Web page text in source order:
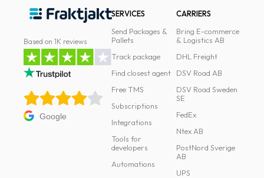
Based on 1K reviews
Google
SERVICES
Send Packages &
Pallets
Track package
Find closest agent
Free TMS
Subscriptions
Integrations
Tools for
developers
Automations
CARRIERS
Bring E-commerce
& Logistics AB
DHL Freight
DSV Road AB
DSV Road Sweden
SE
FedEx
Ntex AB
PostNord Sverige
AB
UPS